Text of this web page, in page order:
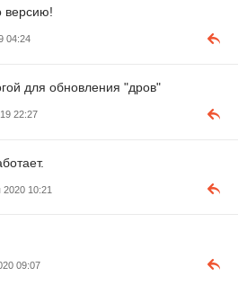
версию!
04:24
для обновления "дров"
22:27
2020 10:21
09:07